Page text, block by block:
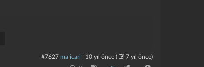
#7627 ma icari 10 yıl önce ( 7 yıl önce)